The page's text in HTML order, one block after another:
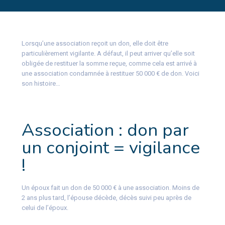
Lorsqu’une association reçoit un don, elle doit être
particulièrement vigilante. A défaut, il peut arriver qu’elle soit
obligée de restituer la somme reçue, comme cela est arrivé à
une association condamnée à restituer 50 000 € de don. Voici
son histoire…
Association : don par
un conjoint = vigilance
!
Un époux fait un don de 50 000 € à une association. Moins de
2 ans plus tard, l’épouse décède, décès suivi peu après de
celui de l’époux.